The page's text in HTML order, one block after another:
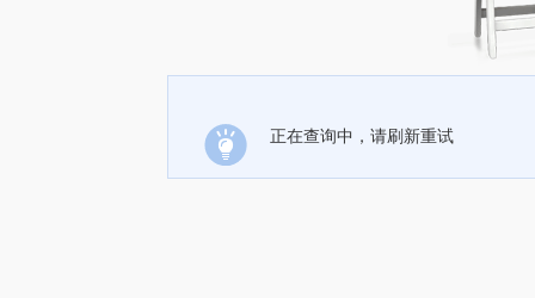
正在查询中，请刷新重试